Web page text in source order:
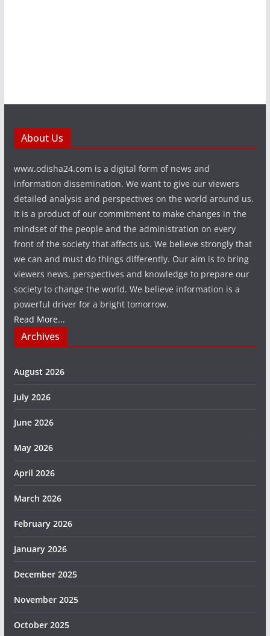
About Us
www.odisha24.com is a digital form of news and
information dissemination. We want to give our viewers
detailed analysis and perspectives on the world around us.
It is a product of our commitment to make changes in the
mindset of the people and the administration on every
front of the society that affects us. We believe strongly that
we can and must do things differently. Our aim is to bring
viewers news, perspectives and knowledge to prepare our
society to change the world. We believe information is a
powerful driver for a bright tomorrow.
Read More...
Archives
August 2026
July 2026
June 2026
May 2026
April 2026
March 2026
February 2026
January 2026
December 2025
November 2025
October 2025